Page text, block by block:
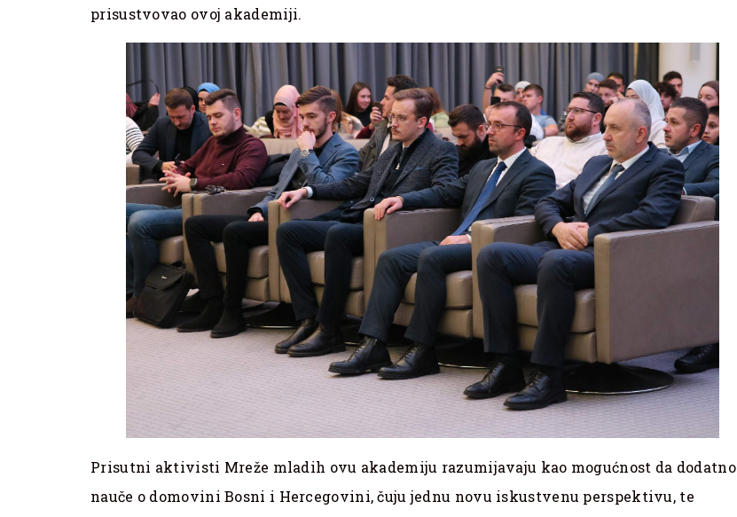
prisustvovao ovoj akademiji.
Prisutni aktivisti Mreže mladih ovu akademiju razumijavaju kao mogućnost da dodatno
nauče o domovini Bosni i Hercegovini, čuju jednu novu iskustvenu perspektivu, te